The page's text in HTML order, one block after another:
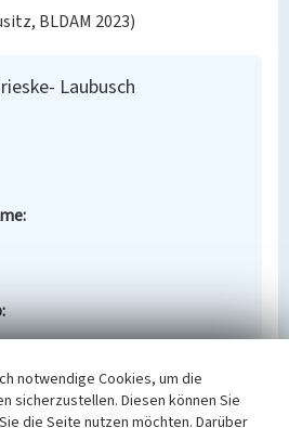
BLDAM 2023)
Laubusch
Fachdatenbank
notwendige Cookies, um die
sicherzustellen. Diesen können Sie
die Seite nutzen möchten. Darüber